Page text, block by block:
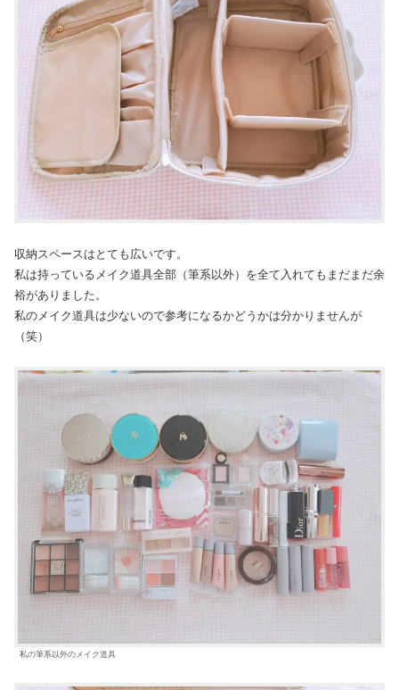
収納スペースはとても広いです。
私は持っているメイク道具全部（筆系以外）を全て入れてもまだまだ余
裕がありました。
私のメイク道具は少ないので参考になるかどうかは分かりませんが
（笑）
私の筆系以外のメイク道具